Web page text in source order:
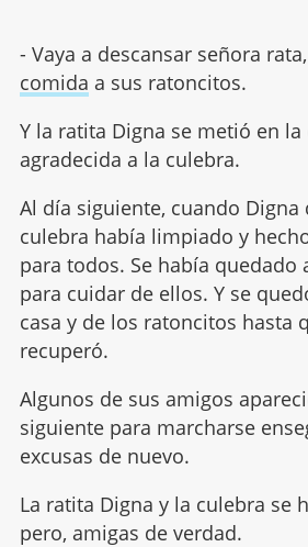
- Vaya a descansar señora
comida a sus ratoncitos.
Y la ratita Digna se metió en
agradecida a la culebra.
Al día siguiente, cuando Digna
culebra había limpiado y
para todos. Se había quedado
para cuidar de ellos. Y se
casa y de los ratoncitos hasta
recuperó.
Algunos de sus amigos
siguiente para marcharse
excusas de nuevo.
La ratita Digna y la culebra se
pero, amigas de verdad.